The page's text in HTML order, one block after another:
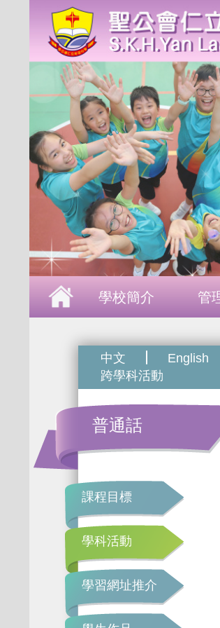
首頁
學校簡介
管理與組織
成長支援
學生表現
校園生活
學校刊物
聯絡本校
學校簡介 管
中文 English
跨學科活動
普通話
課程目標
學科活動
學習網址推介